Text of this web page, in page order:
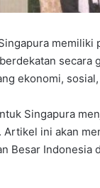
memiliki
secara
ekonomi,
Singapura
ini akan
Besar Indonesia